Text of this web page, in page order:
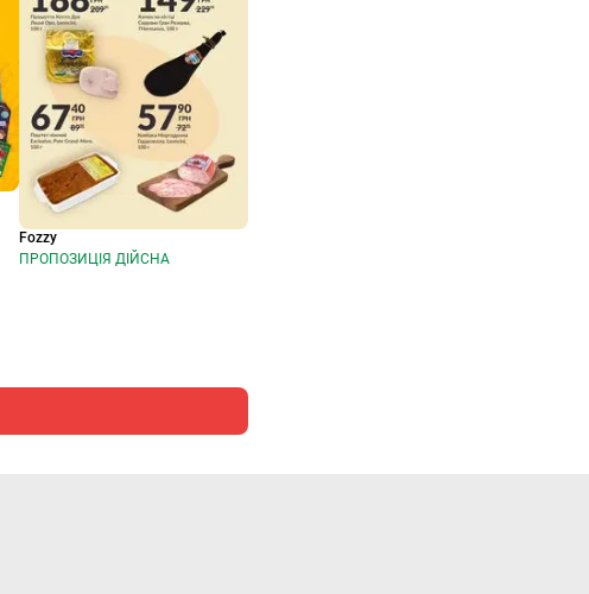
Fozzy
ПРОПОЗИЦІЯ ДІЙСНА